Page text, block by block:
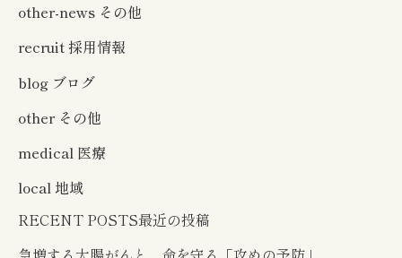
other-news その他
recruit採用情報
blog ブログ
other その他
medical 医療
local 地域
RECENT POSTS最近の投稿